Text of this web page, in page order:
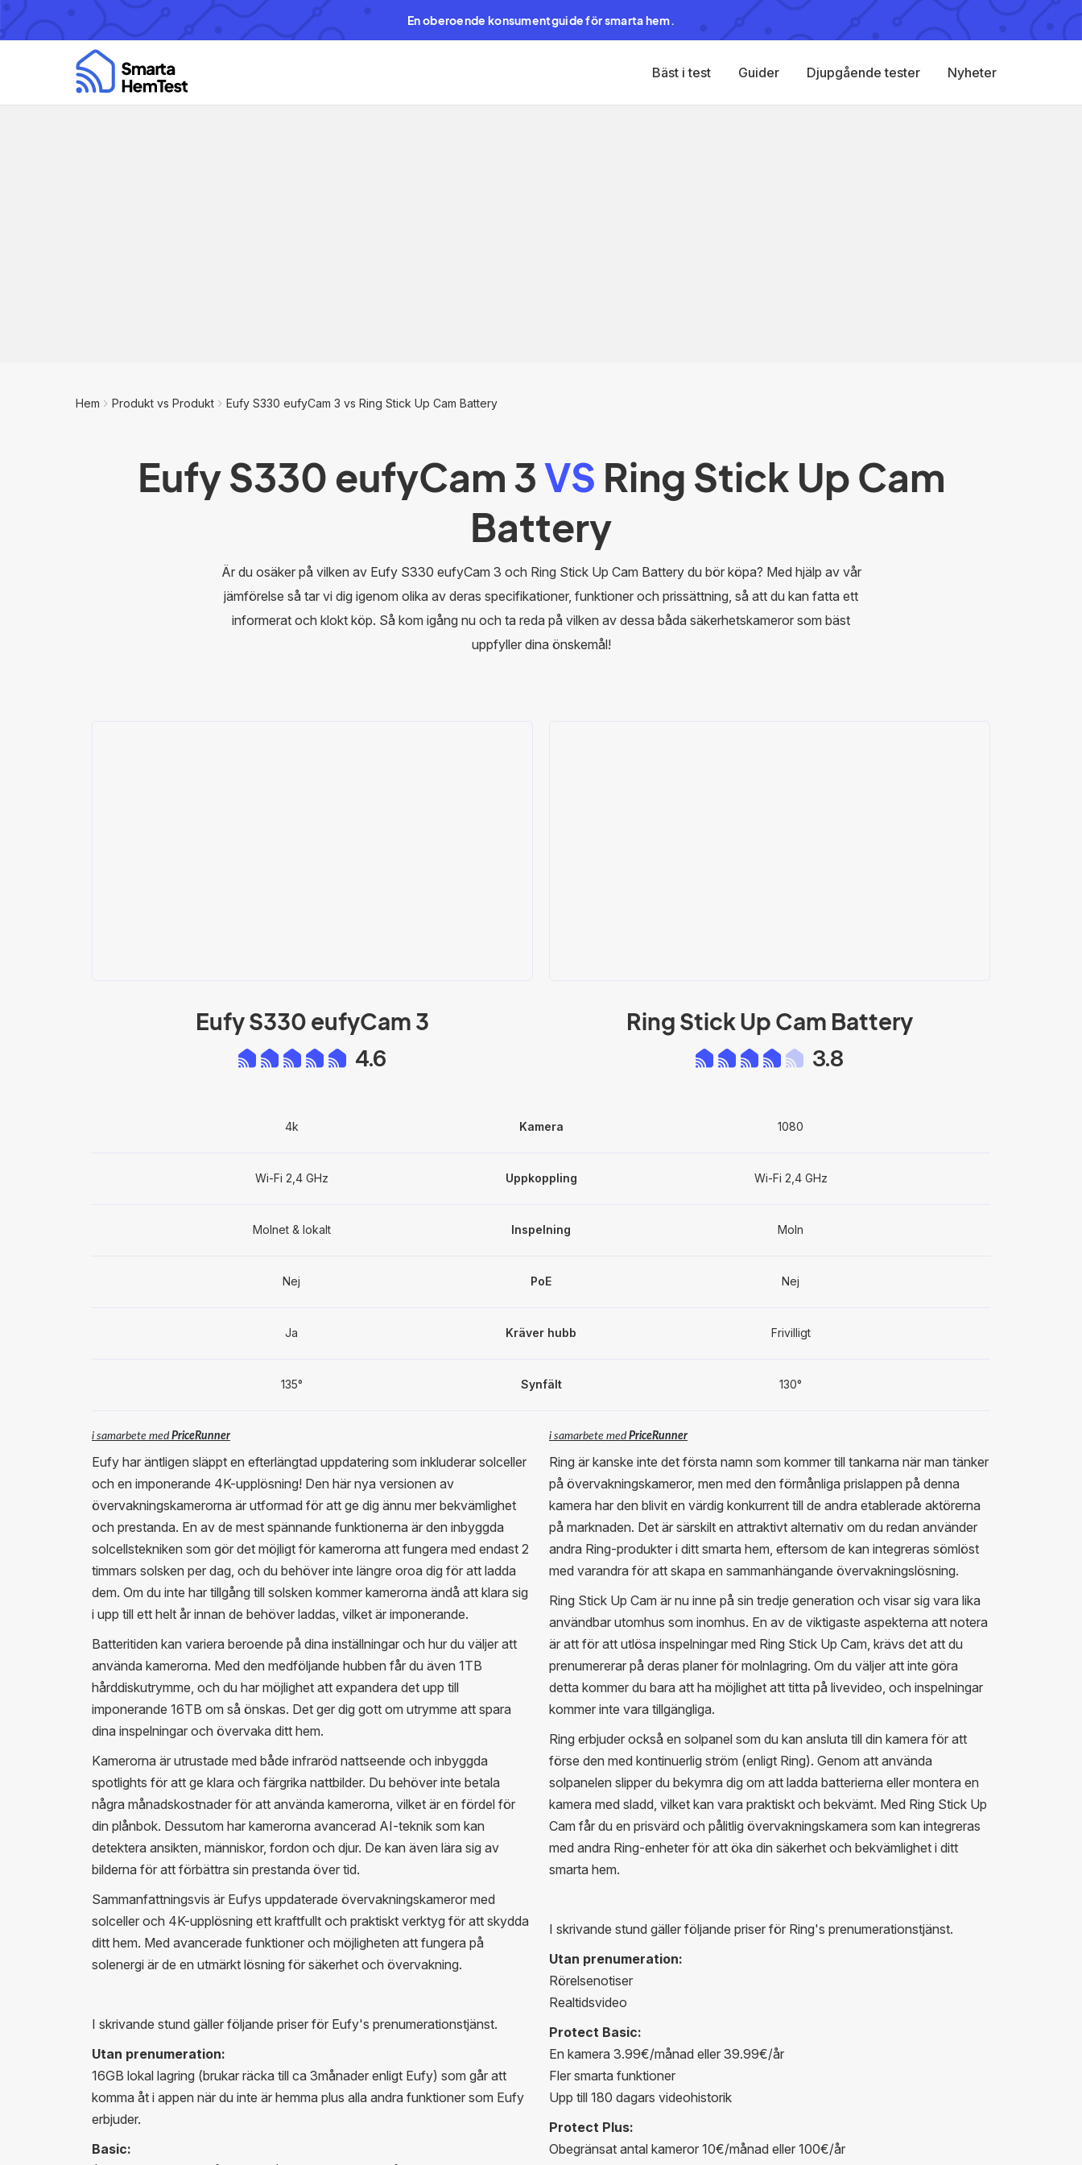
En oberoende konsumentguide för smarta hem.
Bäst i test Guider Djupgående tester Nyheter
Hem Produkt vs Produkt Eufy S330 eufyCam 3 vs Ring Stick Up Cam Battery
Eufy S330 eufyCam 3VS Ring Stick Up Cam
Battery
Är du osäker på vilken av Eufy S330 eufyCam 3 och Ring Stick Up Cam Battery du bör köpa? Med hjälp av vår
jämförelse så tar vi dig igenom olika av deras specifikationer, funktioner och prissättning, så att du kan fatta ett
informerat och klokt köp. Så kom igång nu och ta reda på vilken av dessa båda säkerhetskameror som bäst
uppfyller dina önskemål!
Eufy S330 eufyCam 3
4.6
Ring Stick Up Cam Battery
3.8
4k Kamera 1080
Wi-Fi 2,4 GHz Uppkoppling Wi-Fi 2,4 GHz
Molnet & lokalt Inspelning Moln
Nej PoE Nej
Ja Kräver hubb Frivilligt
135° Synfält 130°
i samarbete medPriceRunner
Eufy har äntligen släppt en efterlängtad uppdatering som inkluderar solceller
och en imponerande 4K-upplösning! Den här nya versionen av
övervakningskamerorna är utformad för att ge dig ännu mer bekvämlighet
och prestanda. En av de mest spännande funktionerna är den inbyggda
solcellstekniken som gör det möjligt för kamerorna att fungera med endast 2
timmars solsken per dag, och du behöver inte längre oroa dig för att ladda
dem. Om du inte har tillgång till solsken kommer kamerorna ändå att klara sig
i upp till ett helt år innan de behöver laddas, vilket är imponerande.
Batteritiden kan variera beroende på dina inställningar och hur du väljer att
använda kamerorna. Med den medföljande hubben får du även 1TB
hårddiskutrymme, och du har möjlighet att expandera det upp till
imponerande 16TB om så önskas. Det ger dig gott om utrymme att spara
dina inspelningar och övervaka ditt hem.
Kamerorna är utrustade med både infraröd nattseende och inbyggda
spotlights för att ge klara och färgrika nattbilder. Du behöver inte betala
några månadskostnader för att använda kamerorna, vilket är en fördel för
din plånbok. Dessutom har kamerorna avancerad AI-teknik som kan
detektera ansikten, människor, fordon och djur. De kan även lära sig av
bilderna för att förbättra sin prestanda över tid.
Sammanfattningsvis är Eufys uppdaterade övervakningskameror med
solceller och 4K-upplösning ett kraftfullt och praktiskt verktyg för att skydda
ditt hem. Med avancerade funktioner och möjligheten att fungera på
solenergi är de en utmärkt lösning för säkerhet och övervakning.
I skrivande stund gäller följande priser för Eufy's prenumerationstjänst.
Utan prenumeration:
16GB lokal lagring (brukar räcka till ca 3månader enligt Eufy) som går att
komma åt i appen när du inte är hemma plus alla andra funktioner som Eufy
erbjuder.
Basic:
i samarbete medPriceRunner
Ring är kanske inte det första namn som kommer till tankarna när man tänker
på övervakningskameror, men med den förmånliga prislappen på denna
kamera har den blivit en värdig konkurrent till de andra etablerade aktörerna
på marknaden. Det är särskilt en attraktivt alternativ om du redan använder
andra Ring-produkter i ditt smarta hem, eftersom de kan integreras sömlöst
med varandra för att skapa en sammanhängande övervakningslösning.
Ring Stick Up Cam är nu inne på sin tredje generation och visar sig vara lika
användbar utomhus som inomhus. En av de viktigaste aspekterna att notera
är att för att utlösa inspelningar med Ring Stick Up Cam, krävs det att du
prenumererar på deras planer för molnlagring. Om du väljer att inte göra
detta kommer du bara att ha möjlighet att titta på livevideo, och inspelningar
kommer inte vara tillgängliga.
Ring erbjuder också en solpanel som du kan ansluta till din kamera för att
förse den med kontinuerlig ström (enligt Ring). Genom att använda
solpanelen slipper du bekymra dig om att ladda batterierna eller montera en
kamera med sladd, vilket kan vara praktiskt och bekvämt. Med Ring Stick Up
Cam får du en prisvärd och pålitlig övervakningskamera som kan integreras
med andra Ring-enheter för att öka din säkerhet och bekvämlighet i ditt
smarta hem.
I skrivande stund gäller följande priser för Ring's prenumerationstjänst.
Utan prenumeration:
Rörelsenotiser
Realtidsvideo
Protect Basic:
En kamera 3.99€/månad eller 39.99€/år
Fler smarta funktioner
Upp till 180 dagars videohistorik
Protect Plus:
Obegränsat antal kameror 10€/månad eller 100€/år